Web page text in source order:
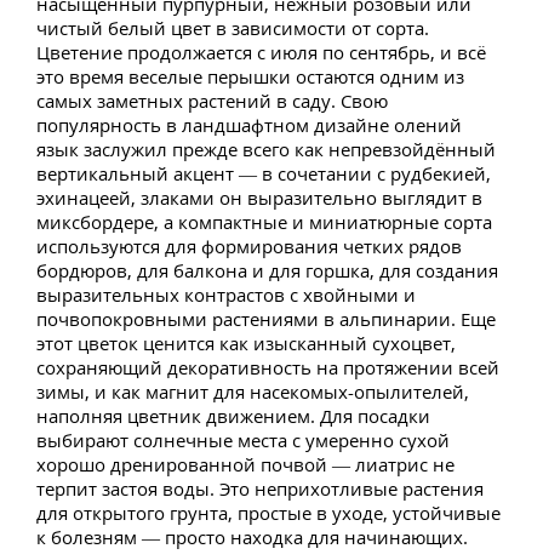
чистый белый цвет в зависимости от сорта.
Цветение продолжается с июля по сентябрь, и всё
это время веселые перышки остаются одним из
самых заметных растений в саду. Свою
популярность в ландшафтном дизайне олений
язык заслужил прежде всего как непревзойдённый
вертикальный акцент — в сочетании с рудбекией,
эхинацеей, злаками он выразительно выглядит в
миксбордере, а компактные и миниатюрные сорта
используются для формирования четких рядов
бордюров, для балкона и для горшка, для создания
выразительных контрастов с хвойными и
почвопокровными растениями в альпинарии. Еще
этот цветок ценится как изысканный сухоцвет,
сохраняющий декоративность на протяжении всей
зимы, и как магнит для насекомых-опылителей,
наполняя цветник движением. Для посадки
выбирают солнечные места с умеренно сухой
хорошо дренированной почвой — лиатрис не
терпит застоя воды. Это неприхотливые растения
для открытого грунта, простые в уходе, устойчивые
к болезням — просто находка для начинающих.